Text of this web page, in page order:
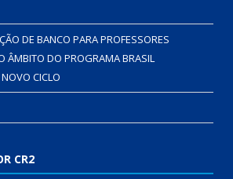
DE BANCO PARA PROFESSORES
ÂMBITO DO PROGRAMA BRASIL
CICLO
CR2